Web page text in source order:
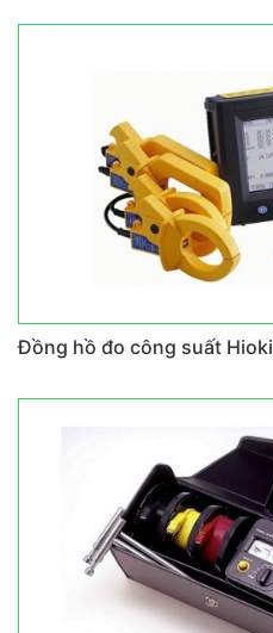
Đồng hồ đo công suất Hioki